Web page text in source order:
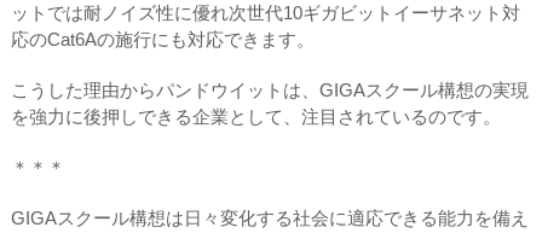
ットでは耐ノイズ性に優れ次世代10ギガビットイーサネット対
応のCat6Aの施行にも対応できます。
こうした理由からパンドウイットは、GIGAスクール構想の実現
を強力に後押しできる企業として、注目されているのです。
＊＊＊
GIGAスクール構想は日々変化する社会に適応できる能力を備え